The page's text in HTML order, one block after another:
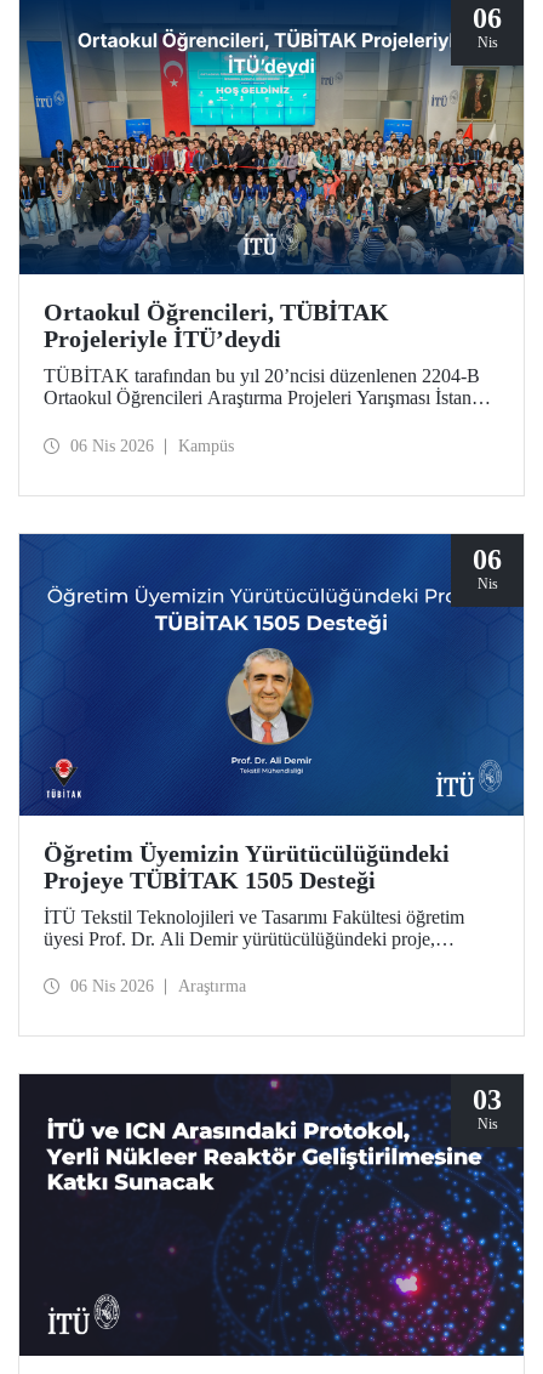
06
Nis
Ortaokul Öğrencileri, TÜBİTAK
Projeleriyle İTÜ’deydi
TÜBİTAK tarafından bu yıl 20’ncisi düzenlenen 2204-B
Ortaokul Öğrencileri Araştırma Projeleri Yarışması İstanbul
Üniversitesi ev sahipliği yaptı.
06 Nis 2026 Kampüs
06
Nis
Öğretim Üyemizin Yürütücülüğündeki
Projeye TÜBİTAK 1505 Desteği
İTÜ Tekstil Teknolojileri ve Tasarımı Fakültesi öğretim
üyesi Prof. Dr. Ali Demir yürütücülüğündeki proje,
Programı tarafından desteklenmeye hak kazandı.
06 Nis 2026 Araştırma
03
Nis